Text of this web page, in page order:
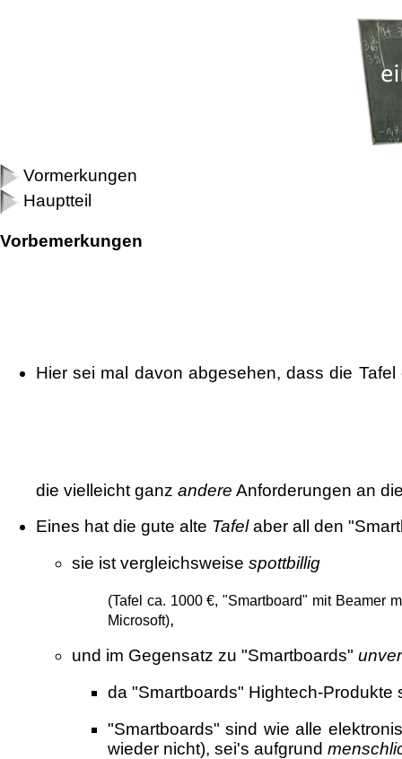
Vormerkungen
Hauptteil
Vorbemerkungen
Hier sei mal davon abgesehen, dass die
die vielleicht ganz andere Anforderungen an
Eines hat die gute alte Tafelaber all den
sie ist vergleichsweise spottbillig
(Tafel ca. 1000 €, "Smartboard" mit Beamer
Microsoft),
und im Gegensatz zu "Smartboards"
da "Smartboards" Hightech-
"Smartboards" sind wie alle
wieder nicht), sei's aufgrund